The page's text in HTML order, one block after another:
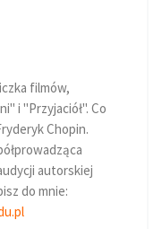
filmów,
i "Przyjaciół". Co
Chopin.
autorskiej
do mnie: